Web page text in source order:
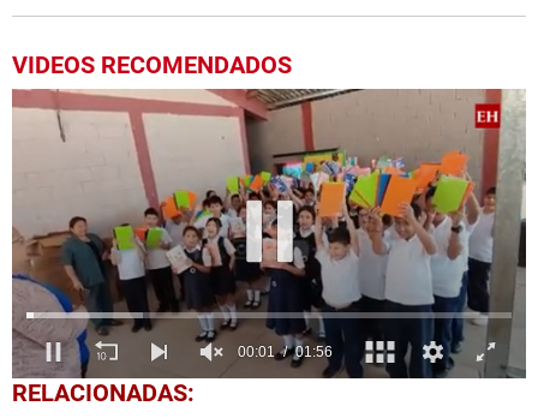
VIDEOS RECOMENDADOS
0
seconds
RELACIONADAS: